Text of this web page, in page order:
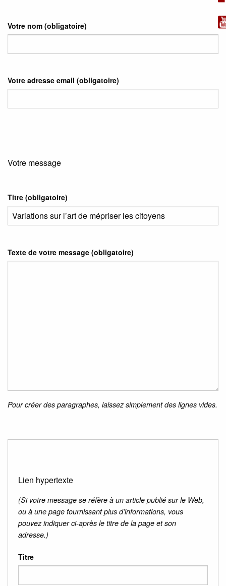
Votre nom (obligatoire)
Votre adresse email (obligatoire)
Votre message
Titre (obligatoire)
Texte de votre message (obligatoire)
Pour créer des paragraphes, laissez simplement des lignes vides.
Lien hypertexte
(Si votre message se réfère à un article publié sur le Web,
ou à une page fournissant plus d’informations, vous
pouvez indiquer ci-après le titre de la page et son
adresse.)
Titre